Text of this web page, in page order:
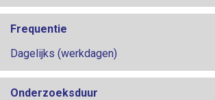
Frequentie
Dagelijks (werkdagen)
Onderzoeksduur